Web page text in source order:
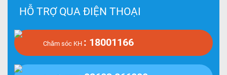
HỖ TRỢ QUA ĐIỆN THOẠI
Chăm sóc KH : 18001166